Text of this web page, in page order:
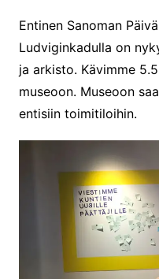
Entinen Sanoman
Ludviginkadulla on
ja arkisto. Kävimme
museoon. Museoon
entisiin toimitiloihin.